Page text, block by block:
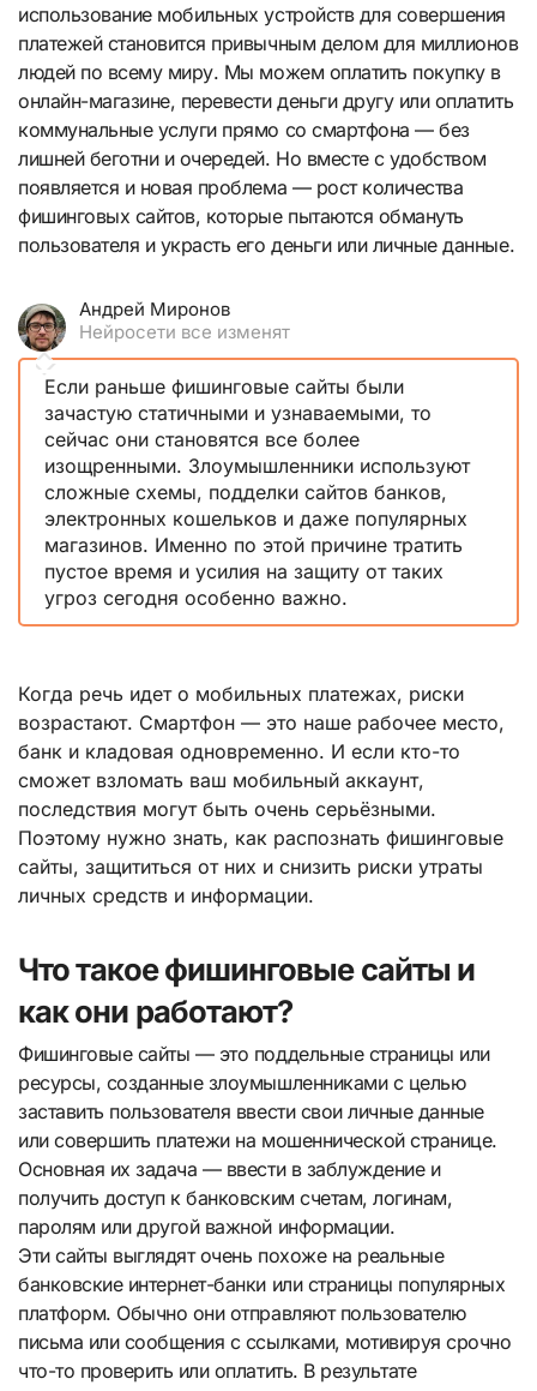
использование мобильных устройств для совершения
платежей становится привычным делом для миллионов
людей по всему миру. Мы можем оплатить покупку в
онлайн-магазине, перевести деньги другу или оплатить
коммунальные услуги прямо со смартфона — без
лишней беготни и очередей. Но вместе с удобством
появляется и новая проблема — рост количества
фишинговых сайтов, которые пытаются обмануть
пользователя и украсть его деньги или личные данные.
Андрей Миронов
Нейросети все изменят
Если раньше фишинговые сайты были
зачастую статичными и узнаваемыми, то
сейчас они становятся все более
изощренными. Злоумышленники используют
сложные схемы, подделки сайтов банков,
электронных кошельков и даже популярных
магазинов. Именно по этой причине тратить
пустое время и усилия на защиту от таких
угроз сегодня особенно важно.
Когда речь идет о мобильных платежах, риски
возрастают. Смартфон — это наше рабочее место,
банк и кладовая одновременно. И если кто-то
сможет взломать ваш мобильный аккаунт,
последствия могут быть очень серьёзными.
Поэтому нужно знать, как распознать фишинговые
сайты, защититься от них и снизить риски утраты
личных средств и информации.
Что такое фишинговые сайты и
как они работают?
Фишинговые сайты — это поддельные страницы или
ресурсы, созданные злоумышленниками с целью
заставить пользователя ввести свои личные данные
или совершить платежи на мошеннической странице.
Основная их задача — ввести в заблуждение и
получить доступ к банковским счетам, логинам,
паролям или другой важной информации.
Эти сайты выглядят очень похоже на реальные
банковские интернет-банки или страницы популярных
платформ. Обычно они отправляют пользователю
письма или сообщения с ссылками, мотивируя срочно
что-то проверить или оплатить. В результате